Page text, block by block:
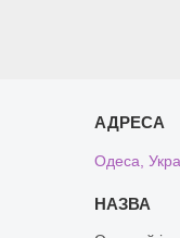
Одеса,